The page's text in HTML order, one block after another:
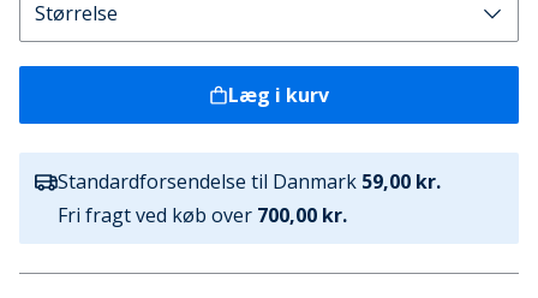
Læg i kurv
Standardforsendelse til Danmark 59,00 kr.
Fri fragt ved køb over 700,00 kr.